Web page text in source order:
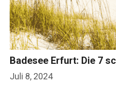
Juli 8, 2024
Badesee Erfurt: Die 7